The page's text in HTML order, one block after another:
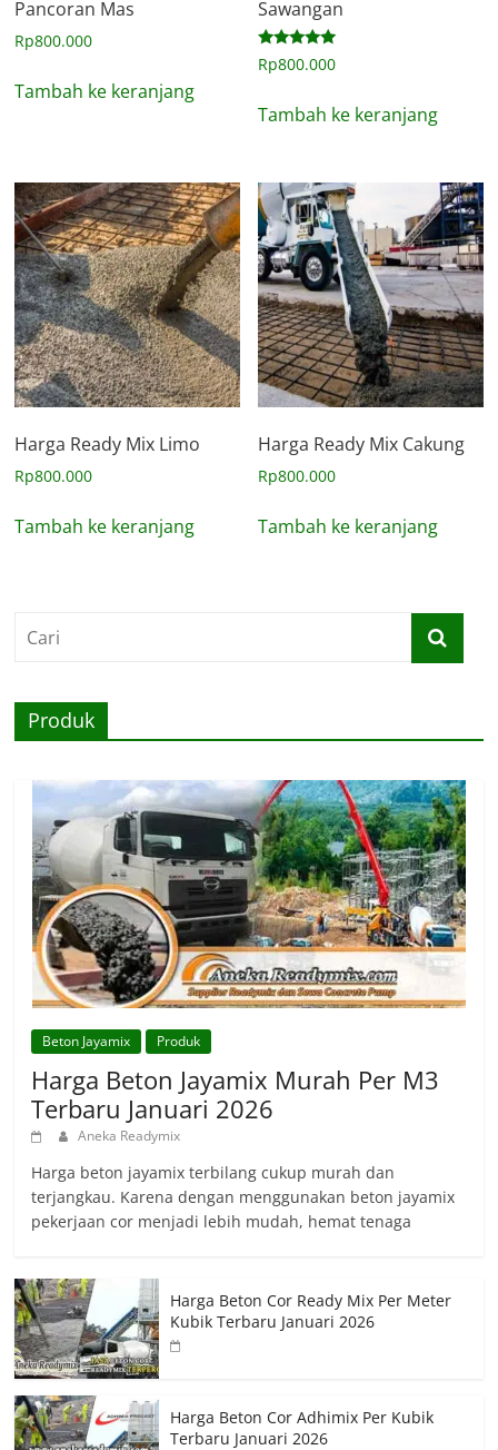
Pancoran Mas
Rp800.000
Tambah ke keranjang
Sawangan
Dinilai
5.00
Rp800.000
Tambah ke keranjang
Harga Ready Mix Limo
Rp800.000
Tambah ke keranjang
Harga Ready Mix Cakung
Rp800.000
Tambah ke keranjang
Produk
Beton Jayamix Produk
Harga Beton Jayamix Murah Per M3
Terbaru Januari 2026
Aneka Readymix
Harga beton jayamix terbilang cukup murah dan
terjangkau. Karena dengan menggunakan beton jayamix
pekerjaan cor menjadi lebih mudah, hemat tenaga
Harga Beton Cor Ready Mix Per Meter
Kubik Terbaru Januari 2026
Harga Beton Cor Adhimix Per Kubik
Terbaru Januari 2026